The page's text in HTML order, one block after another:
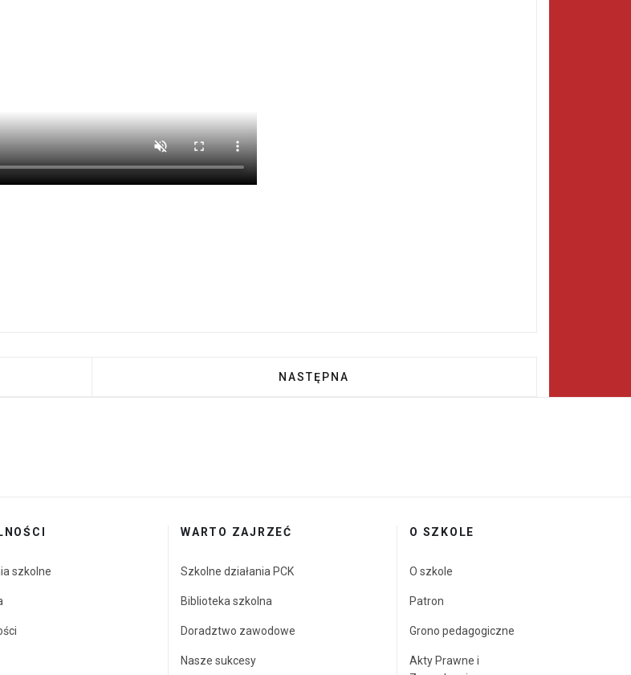
I UDANYCH FERII ZIMOWYCH 2025!NASTĘPNA STRONA: WALENTYNKI W SIÓDEMCE
NASTĘPNA
szkolne
WARTO ZAJRZEĆ
Szkolne działania PCK
Biblioteka szkolna
Doradztwo zawodowe
Nasze sukcesy
O SZKOLE
O szkole
Patron
Grono pedagogiczne
Akty Prawne i